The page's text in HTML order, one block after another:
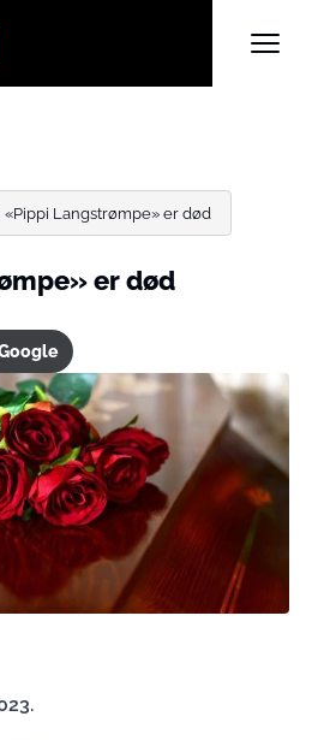
«Pippi Langstrømpe» er død
er død